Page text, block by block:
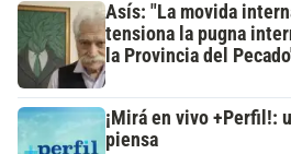
Asís: "La movida
tensiona la pugna
la Provincia del
¡Mirá en vivo +Perfil!:
piensa